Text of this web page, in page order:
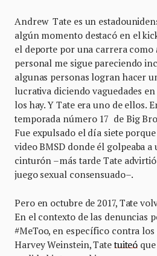
Andrew Tate es un
algún momento destacó en el
el deporte por una carrera como
personal me sigue pareciendo
algunas personas logran hacer
lucrativa diciendo vaguedades
los hay. Y Tate era uno de ellos.
temporada número 17 de Big
Fue expulsado el día siete
video BMSD donde él golpeaba
cinturón –más tarde Tate
juego sexual consensuado–.
Pero en octubre de 2017, Tate
En el contexto de las denuncias
#MeToo, en específico contra
Harvey Weinstein, Tatetuiteó